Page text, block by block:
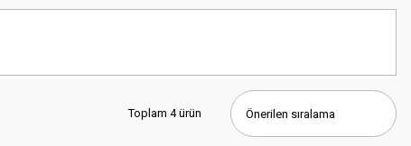
Toplam 4 ürün